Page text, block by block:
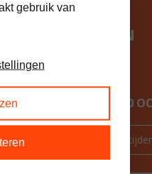
BEZOEK ONS
SHOWTERREIN
ALTIJD MEER DAN 60
Route &
gebruik van